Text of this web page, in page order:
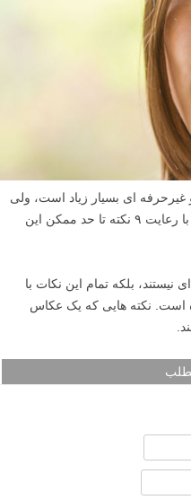
ای بسیار زیاد است، ولی
در این آموزش به شما کمک می کنیم تا با رعایت ۹ نکته تا حد ممکن این
نیستند، بلکه تمام این نکات با
است. نکته هایی که یک عکاس